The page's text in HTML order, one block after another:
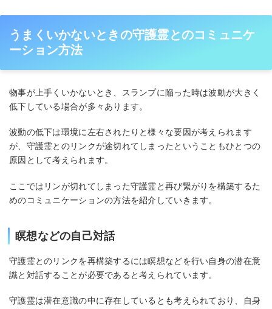
うまくいかないときの守護霊とのコミュニケ
ーション方法
物事が上手くいかないとき、スランプに陥った時は波動が大きく
低下している場合が多々あります。
波動の低下は環境に左右されたりと様々な要因が考えられます
が、守護霊とのリンクが途切れてしまったということもひとつの
原因として考えられます。
ここではリンが切れてしまった守護霊と再び繋がりを構築するた
めのコミュニケーションの方法を紹介していきます。
瞑想などの自己対話
守護霊とのリンクを再構築するには瞑想などを行い自身の潜在意
識と対話することが必要であると考えられています。
守護霊は潜在意識の中に存在しているとも考えられており、自身